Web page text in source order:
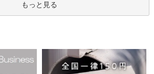
もっと見る